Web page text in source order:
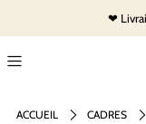
❤
ACCUEIL CADRES